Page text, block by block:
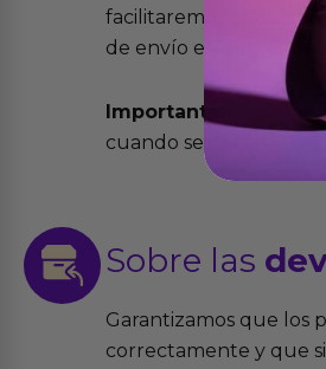
facilitaremos el precio
de envío elegida y el
Importante:
Todos
cuando se cursen
Sobre las
Garantizamos que los
correctamente y que